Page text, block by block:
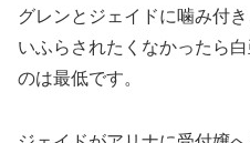
グレンとジェイドに噛み付
いふらされたくなかったら
のは最低です。